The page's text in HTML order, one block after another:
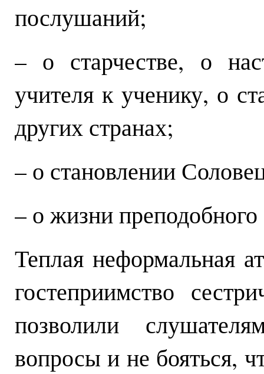
послушаний;
– о старчестве, о
учителя к ученику, о
других странах;
– о становлении
– о жизни
Теплая неформальная
гостеприимство
позволили
вопросы и не бояться,